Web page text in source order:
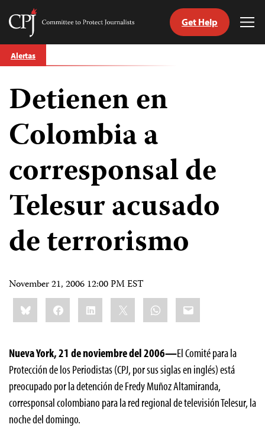
Skip
to
Committee
Journalists
Get Help
Alertas
Detienen en
Colombia a
corresponsal de
Telesur acusado
de terrorismo
November 21, 2006 12:00 PM EST
Share
this:BlueskyFacebookLinkedIn WhatsApp
Email
Nueva York, 21 de noviembre del 2006—El Comité para la
Protección de los Periodistas (CPJ, por sus siglas en inglés) está
preocupado por la detención de Fredy Muñoz Altamiranda,
corresponsal colombiano para la red regional de televisión Telesur, la
noche del domingo.